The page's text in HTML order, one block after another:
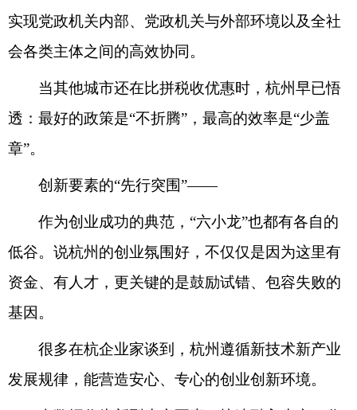
实现党政机关内部、党政机关与外部环境以及全社
会各类主体之间的高效协同。
当其他城市还在比拼税收优惠时，杭州早已悟
透：最好的政策是“不折腾”，最高的效率是“少盖
章”。
创新要素的“先行突围”——
作为创业成功的典范，“六小龙”也都有各自的
低谷。说杭州的创业氛围好，不仅仅是因为这里有
资金、有人才，更关键的是鼓励试错、包容失败的
基因。
很多在杭企业家谈到，杭州遵循新技术新产业
发展规律，能营造安心、专心的创业创新环境。